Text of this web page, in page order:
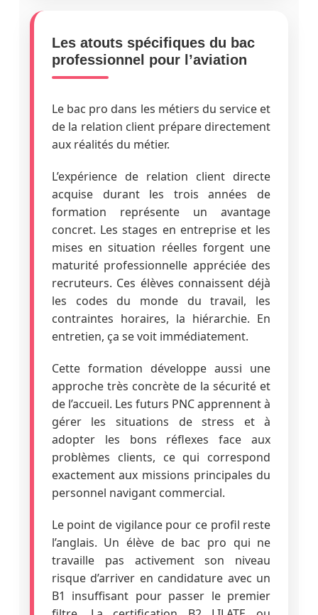
Les atouts spécifiques du bac
professionnel pour l’aviation
Le bac pro dans les métiers du service et
de la relation client prépare directement
aux réalités du métier.
L’expérience de relation client directe
acquise durant les trois années de
formation représente un avantage
concret. Les stages en entreprise et les
mises en situation réelles forgent une
maturité professionnelle appréciée des
recruteurs. Ces élèves connaissent déjà
les codes du monde du travail, les
contraintes horaires, la hiérarchie. En
entretien, ça se voit immédiatement.
Cette formation développe aussi une
approche très concrète de la sécurité et
de l’accueil. Les futurs PNC apprennent à
gérer les situations de stress et à
adopter les bons réflexes face aux
problèmes clients, ce qui correspond
exactement aux missions principales du
personnel navigant commercial.
Le point de vigilance pour ce profil reste
l’anglais. Un élève de bac pro qui ne
travaille pas activement son niveau
risque d’arriver en candidature avec un
B1 insuffisant pour passer le premier